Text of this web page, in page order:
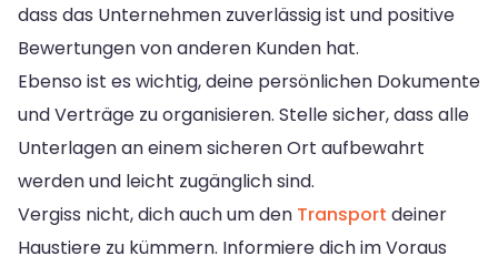
dass das Unternehmen zuverlässig ist und positive
Bewertungen von anderen Kunden hat.
Ebenso ist es wichtig, deine persönlichen Dokumente
und Verträge zu organisieren. Stelle sicher, dass alle
Unterlagen an einem sicheren Ort aufbewahrt
werden und leicht zugänglich sind.
Vergiss nicht, dich auch um den Transport deiner
Haustiere zu kümmern. Informiere dich im Voraus